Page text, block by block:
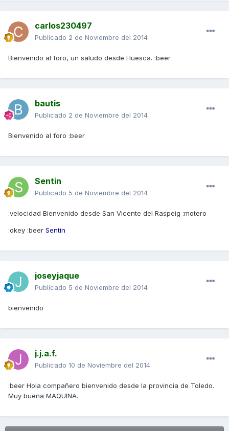
carlos230497
Publicado 2 de Noviembre del 2014
Bienvenido al foro, un saludo desde Huesca. :beer
bautis
Publicado 2 de Noviembre del 2014
Bienvenido al foro :beer
Sentin
Publicado 5 de Noviembre del 2014
:velocidad Bienvenido desde San Vicente del Raspeig :motero
:okey :beer Sentin
joseyjaque
Publicado 5 de Noviembre del 2014
bienvenido
j.j.a.f.
Publicado 10 de Noviembre del 2014
:beer Hola compañero bienvenido desde la provincia de Toledo.
Muy buena MAQUINA.